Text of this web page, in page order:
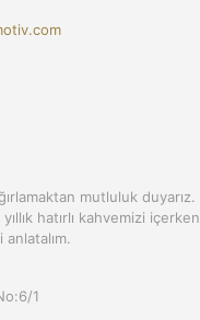
mutluluk duyarız.
yıllık hatırlı kahvemizi içerken
1